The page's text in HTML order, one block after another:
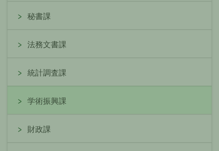
秘書課
法務文書課
統計調査課
学術振興課
財政課